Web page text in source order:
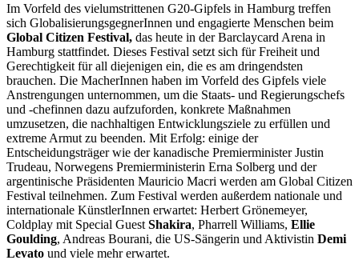
Im Vorfeld des vielumstrittenen G20-Gipfels in Hamburg treffen
sich GlobalisierungsgegnerInnen und engagierte Menschen beim
Global Citizen Festival, das heute in der Barclaycard Arena in
Hamburg stattfindet. Dieses Festival setzt sich für Freiheit und
Gerechtigkeit für all diejenigen ein, die es am dringendsten
brauchen. Die MacherInnen haben im Vorfeld des Gipfels viele
Anstrengungen unternommen, um die Staats- und Regierungschefs
und -chefinnen dazu aufzuforden, konkrete Maßnahmen
umzusetzen, die nachhaltigen Entwicklungsziele zu erfüllen und
extreme Armut zu beenden. Mit Erfolg: einige der
Entscheidungsträger wie der kanadische Premierminister Justin
Trudeau, Norwegens Premierministerin Erna Solberg und der
argentinische Präsidenten Mauricio Macri werden am Global Citizen
Festival teilnehmen. Zum Festival werden außerdem nationale und
internationale KünstlerInnen erwartet: Herbert Grönemeyer,
Coldplay mit Special Guest Shakira, Pharrell Williams, Ellie
Goulding, Andreas Bourani, die US-Sängerin und Aktivistin Demi
Levato und viele mehr erwartet.